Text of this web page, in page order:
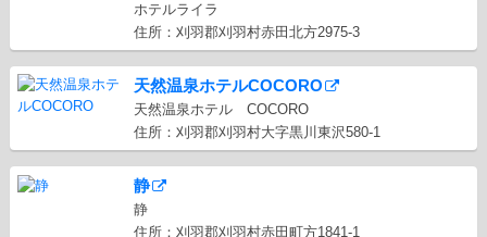
ホテルライラ
住所：刈羽郡刈羽村赤田北方2975-3
天然温泉ホテルCOCORO
天然温泉ホテル COCORO
住所：刈羽郡刈羽村大字黒川東沢580-1
静
静
住所：刈羽郡刈羽村赤田町方1841-1